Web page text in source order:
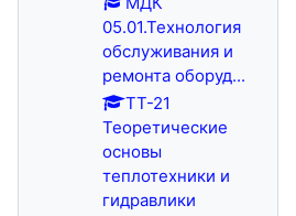
05.01.Технология
обслуживания и
ремонта оборуд...
ТТ-21
Теоретические
основы
теплотехники и
гидравлики